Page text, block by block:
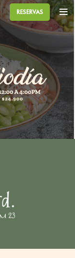
RESERVAS